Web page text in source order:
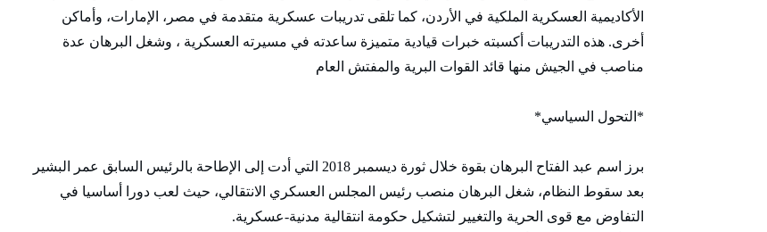
الأكاديمية العسكرية الملكية في الأردن، كما تلقى تدريبات عسكرية متقدمة في مصر، الإمارات، وأماكن
أخرى. هذه التدريبات أكسبته خبرات قيادية متميزة ساعدته في مسيرته العسكرية ، وشغل البرهان عدة
مناصب في الجيش منها قائد القوات البرية والمفتش العام
*التحول السياسي*
برز اسم عبد الفتاح البرهان بقوة خلال ثورة ديسمبر 2018 التي أدت إلى الإطاحة بالرئيس السابق عمر البشير
بعد سقوط النظام، شغل البرهان منصب رئيس المجلس العسكري الانتقالي، حيث لعب دورا أساسيا في
التفاوض مع قوى الحرية والتغيير لتشكيل حكومة انتقالية مدنية-عسكرية.